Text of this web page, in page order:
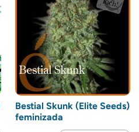
Bestial Skunk (Elite Seeds)
feminizada